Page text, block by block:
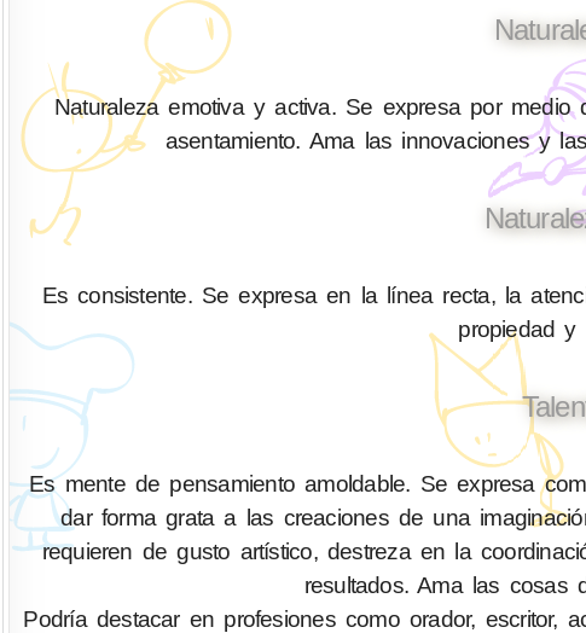
Naturaleza emotiva y activa. Se expresa por
asentamiento. Ama las innovaciones y
Es consistente. Se expresa en la línea recta, la
propiedad
Es mente de pensamiento amoldable. Se expresa
dar forma grata a las creaciones de una
requieren de gusto artístico, destreza en la
resultados. Ama las cosas
Podría destacar en profesiones como orador, escritor,